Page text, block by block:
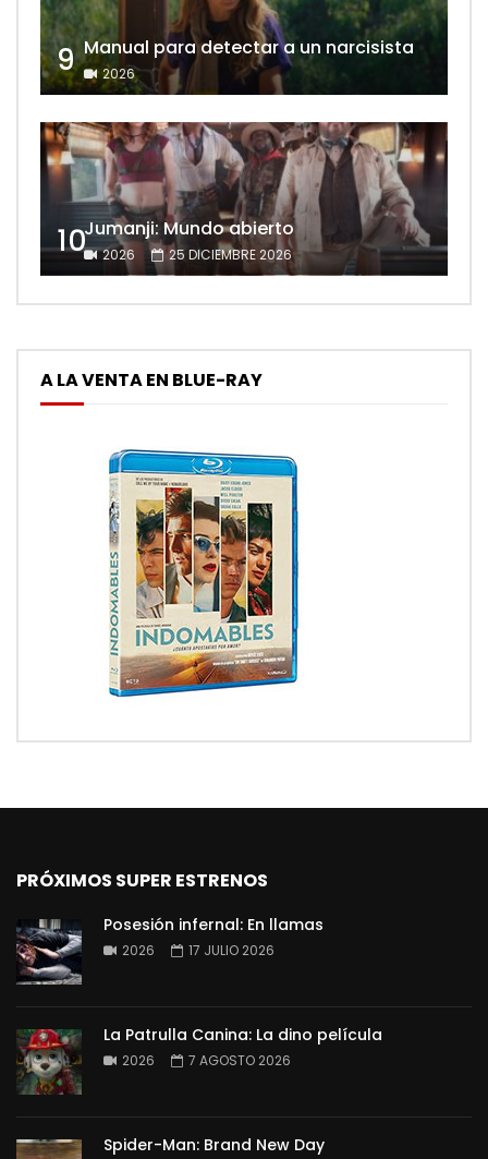
9 Manual para detectar a un narcisista
2026
10Jumanji: Mundo abierto
2026 25 DICIEMBRE 2026
A LA VENTA EN BLUE-RAY
PRÓXIMOS SUPER ESTRENOS
Posesión infernal: En llamas
2026 17 JULIO 2026
La Patrulla Canina: La dino película
2026 7 AGOSTO 2026
Spider-Man: Brand New Day